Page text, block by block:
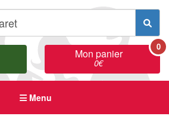
Mon panier
0€
0
Menu